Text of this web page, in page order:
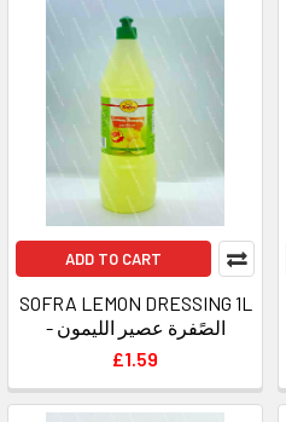
ADD TO CART
SOFRA LEMON DRESSING 1L
- الصًفرة عصير الليمون
£1.59